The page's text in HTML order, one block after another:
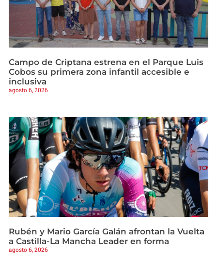
Campo de Criptana estrena en el Parque Luis
Cobos su primera zona infantil accesible e
inclusiva
agosto 6, 2026
Rubén y Mario García Galán afrontan la Vuelta
a Castilla-La Mancha Leader en forma
agosto 6, 2026